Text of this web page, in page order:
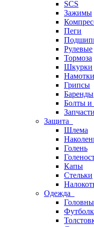
SCS
Зажимы
Пеги
Рулевые
Тормоза
Шкурки
Намотки
Грипсы
Баренды
Болты и
Запчасти
Защита
Шлема
Голень
Капы
Стельки
Одежда